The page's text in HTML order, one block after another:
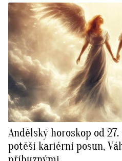
Andělský horoskop od
potěší kariérní posun,